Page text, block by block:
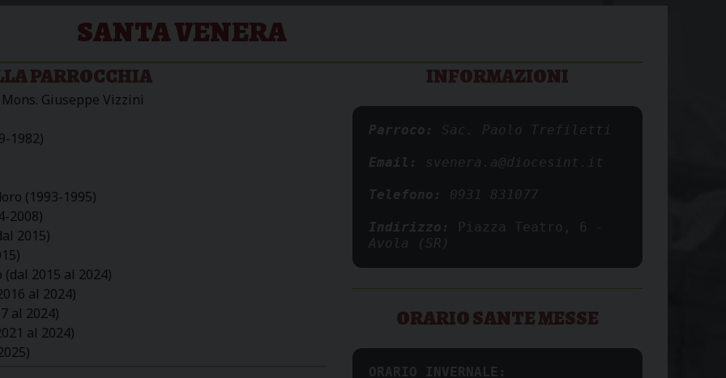
SANTA VENERA
PARROCCHIA
Giuseppe Vizzini
1982)
(1993-1995)
2008)
2015)
2015 al 2024)
al 2024)
al 2024)
al 2024)
INFORMAZIONI
Parroco: Sac. Paolo Trefiletti
Email: svenera.a@diocesint.it
Telefono: 0931 831077
Indirizzo: Piazza Teatro, 6
-
Avola (SR)
ORARIO SANTE MESSE
ORARIO INVERNALE: